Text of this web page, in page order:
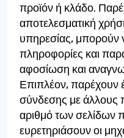
προϊόν ή κλάδο.
αποτελεσματική
υπηρεσίας, μπορούν
πληροφορίες και
αφοσίωση και
Επιπλέον, παρέχουν
σύνδεσης με άλλους
αριθμό των σελίδων
ευρετηριάσουν οι